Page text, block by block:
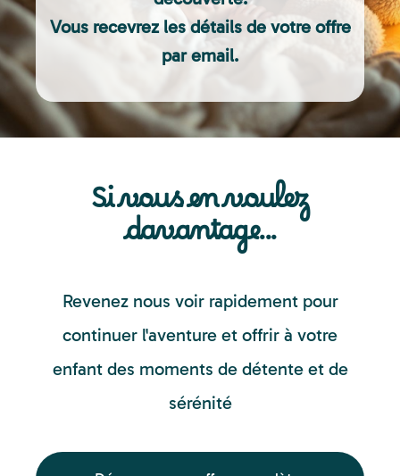
Vous recevrez les détails de votre offre
par email.
Si vous en voulez
davantage...
Revenez nous voir rapidement pour
continuer l'aventure et offrir à votre
enfant des moments de détente et de
sérénité